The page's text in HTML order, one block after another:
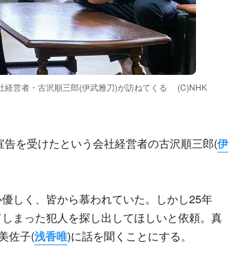
経営者・古沢順三郎(伊武雅刀)が訪ねてくる (C)NHK
を受けたという会社経営者の古沢順三郎(伊
しく、皆から慕われていた。しかし25年
まった犯人を探し出してほしいと依頼。真
佐子(浅香唯)に話を聞くことにする。